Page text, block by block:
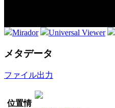
Mirador Universal Viewer
メタデータ
ファイル出力
位置情